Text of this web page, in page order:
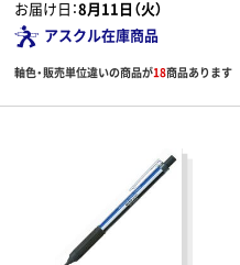
お届け日：8月11日（火）
アスクル在庫商品
軸色・販売単位違いの商品が18商品あります